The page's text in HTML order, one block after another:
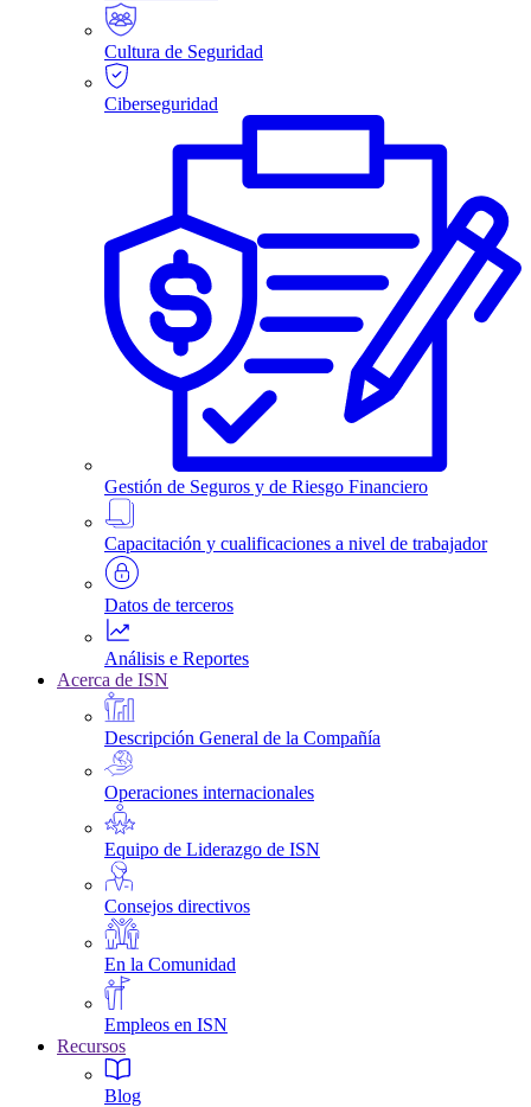
Cultura de Seguridad
Ciberseguridad
Gestión de Seguros y de Riesgo Financiero
Capacitación y cualificaciones a nivel de trabajador
Datos de terceros
Análisis e Reportes
Acerca de ISN
Descripción General de la Compañía
Operaciones internacionales
Equipo de Liderazgo de ISN
Consejos directivos
En la Comunidad
Empleos en ISN
Recursos
Blog